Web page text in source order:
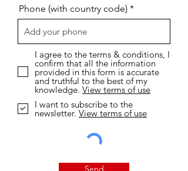
Phone (with country code)
I agree to the terms & conditions, I
confirm that all the information
provided in this form is accurate
and truthful to the best of my
knowledge. View terms of use
I want to subscribe to the
newsletter. View terms of use
Send